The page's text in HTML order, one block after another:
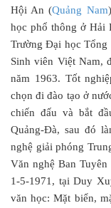
Hội An (Quảng Nam
học phổ thông ở Hải
Trường Đại học Tổng
Sinh viên Việt Nam,
năm 1963. Tốt
chọn đi đào tạo ở
chiến đấu và bắt
Quảng-Đà, sau đó
nghệ giải phóng
Văn nghệ Ban
1-5-1971, tại Duy
văn học: Mặt biển,